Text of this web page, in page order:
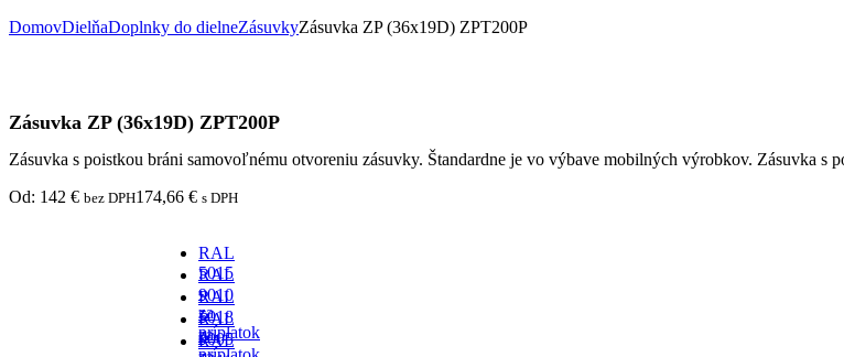
DomovDielňaDoplnky do dielneZásuvkyZásuvka ZP (36x19D) ZPT200P
Zásuvka ZP (36x19D) ZPT200P
Zásuvka s poistkou bráni samovoľnému otvoreniu zásuvky. Štandardne je vo výbave mobilných výrobkov. Zásuvka s
Od: 142 € bez DPH174,66 € s DPH
RAL
5015
-
za
príplatok
RAL
9010
-
za
RAL
5018
-
RAL
9005
RAL